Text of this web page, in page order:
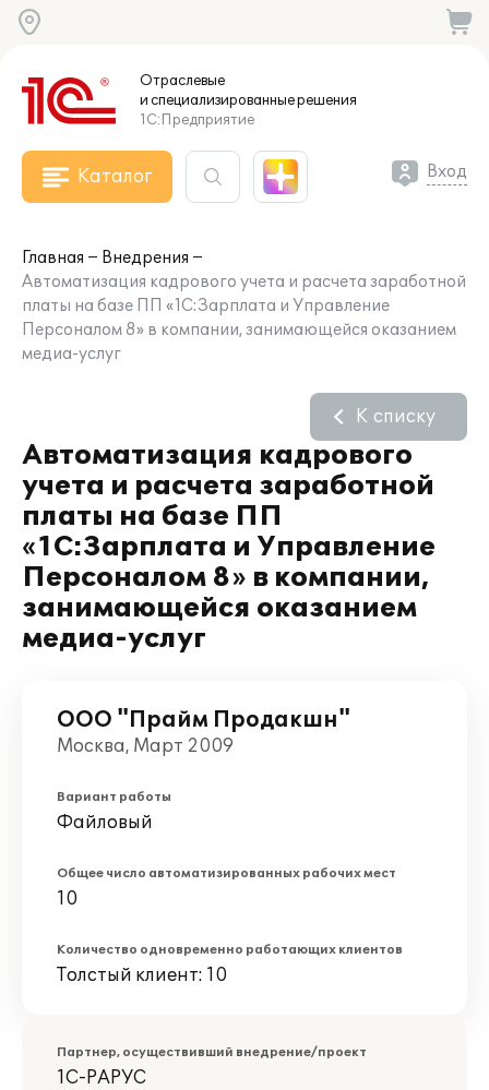
Отраслевые
и специализированныерешения
1С:Предприятие
Каталог Вход
Главная
Внедрения
Автоматизация кадрового учета и расчета заработной
платы на базе ПП «1С:Зарплата и Управление
Персоналом 8» в компании, занимающейся оказанием
медиа-услуг
Автоматизация кадрового
учета и расчета заработной
платы на базе ПП
«1С:Зарплата и Управление
Персоналом 8» в компании,
занимающейся оказанием
медиа-услуг
К списку
ООО "Прайм Продакшн"
Москва, Март 2009
Вариант работы
Файловый
Общее число автоматизированных рабочих мест
10
Количество одновременно работающих клиентов
Толстый клиент: 10
Партнер, осуществивший внедрение/проект
1С-РАРУС